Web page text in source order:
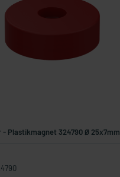
Plastikmagnet 324790 Ø 25x7mm